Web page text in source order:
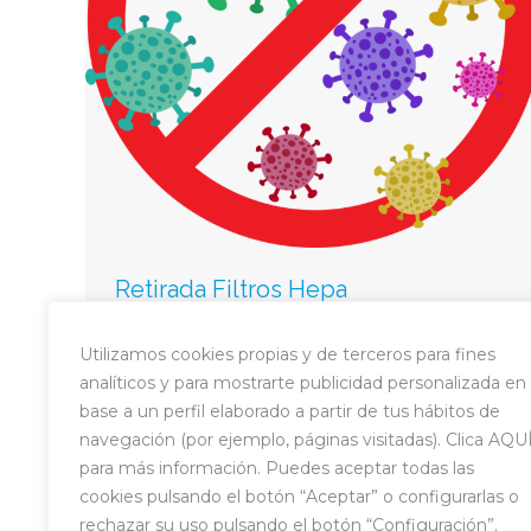
Utilizamos cookies propias y de terceros para fines
analíticos y para mostrarte publicidad personalizada en
base a un perfil elaborado a partir de tus hábitos de
navegación (por ejemplo, páginas visitadas). Clica
para más información. Puedes aceptar todas las
cookies pulsando el botón “Aceptar” o configurarlas o
rechazar su uso pulsando el botón “Configuración”.
Retirada Filtros Hepa
PorNoticias 02/02/2022
En el curso 20-21 la Junta del AMPA decidió,
debido a la situación sanitaria, apoyar al
colegio con la instalación de unos filtros
HEPA y tratamiento de ozono.